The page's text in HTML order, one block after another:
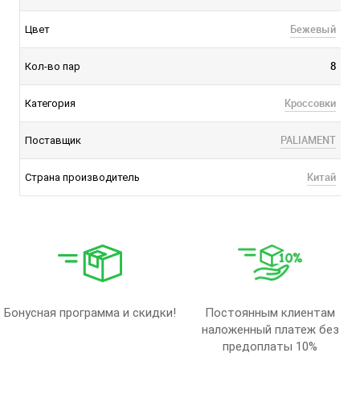
Цвет Бежевый
Кол-во пар 8
Категория Кроссовки
Поставщик PALIAMENT
Страна производитель Китай
Бонусная программа и скидки!
Постоянным клиентам
наложенный платеж без
предоплаты 10%